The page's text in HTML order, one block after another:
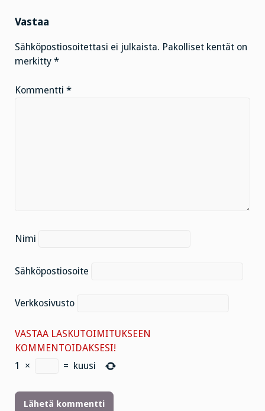
Vastaa
Sähköpostiosoitettasi ei julkaista. Pakolliset kentät on
merkitty *
Kommentti *
Nimi
Sähköpostiosoite
Verkkosivusto
VASTAA LASKUTOIMITUKSEEN
KOMMENTOIDAKSESI!
1
× = kuusi